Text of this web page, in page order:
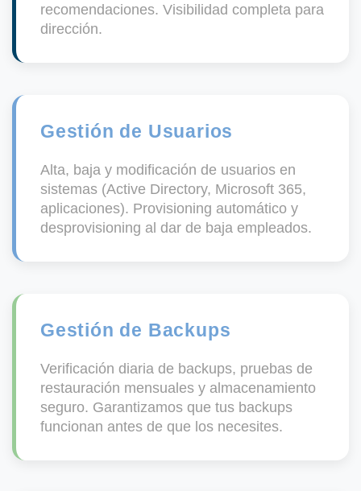
recomendaciones. Visibilidad completa para
dirección.
Gestión de Usuarios
Alta, baja y modificación de usuarios en
sistemas (Active Directory, Microsoft 365,
aplicaciones). Provisioning automático y
desprovisioning al dar de baja empleados.
Gestión de Backups
Verificación diaria de backups, pruebas de
restauración mensuales y almacenamiento
seguro. Garantizamos que tus backups
funcionan antes de que los necesites.